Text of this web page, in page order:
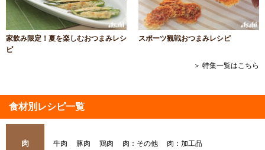
家飲み限定！夏を楽しむおつまみレシ
ピ
スポーツ観戦おつまみレシピ
＞ 特集一覧はこちら
食材別レシピ一覧
肉 牛肉 豚肉 鶏肉 肉：その他 肉：加工品